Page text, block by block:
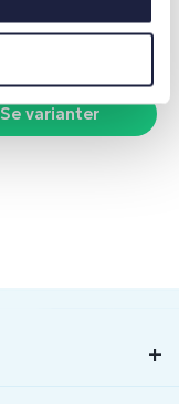
Se varianter